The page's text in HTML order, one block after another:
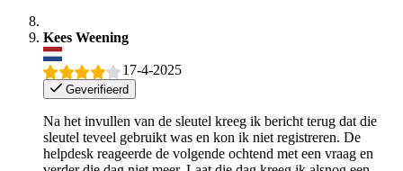
Kees Weening
17-4-2025
Geverifieerd
Na het invullen van de sleutel kreeg ik bericht terug dat die
sleutel teveel gebruikt was en kon ik niet registreren. De
helpdesk reageerde de volgende ochtend met een vraag en